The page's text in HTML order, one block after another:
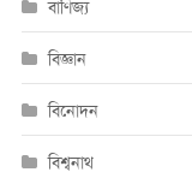
বাণিজ্য
বিজ্ঞান
বিনোদন
বিশ্বনাথ